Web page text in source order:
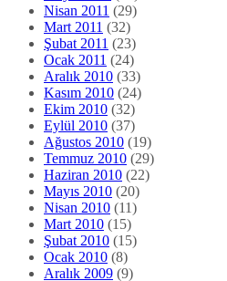
Nisan 2011 (29)
Mart 2011 (32)
Şubat 2011 (23)
Ocak 2011 (24)
Aralık 2010 (33)
Kasım 2010 (24)
Ekim 2010 (32)
Eylül 2010 (37)
Ağustos 2010 (19)
Temmuz 2010 (29)
Haziran 2010 (22)
Mayıs 2010 (20)
Nisan 2010 (11)
Mart 2010 (15)
Şubat 2010 (15)
Ocak 2010 (8)
Aralık 2009 (9)